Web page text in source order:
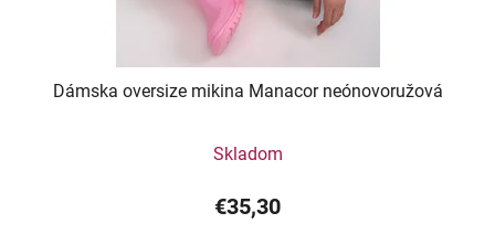
Dámska oversize mikina Manacor neónovoružová
Skladom
€35,30